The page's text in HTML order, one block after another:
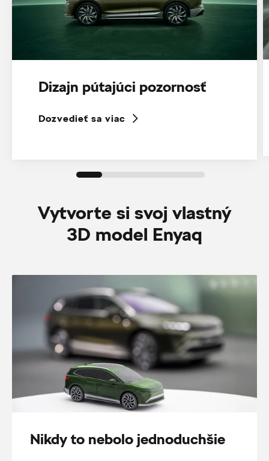
Dizajn pútajúci pozornosť
Dozvedieť sa viac
Vytvorte si svoj vlastný
3D model Enyaq
Nikdy to nebolo jednoduchšie